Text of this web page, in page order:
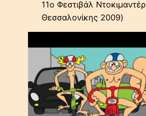
11ο Φεστιβάλ Ντοκιμαντέρ
Θεσσαλονίκης 2009)